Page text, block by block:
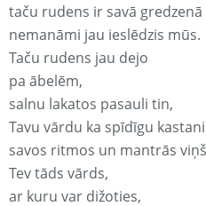
taču rudens ir savā gredzenā
nemanāmi jau ieslēdzis mūs.
Taču rudens jau dejo
pa ābelēm,
salnu lakatos pasauli tin,
Tavu vārdu ka spīdīgu kastani
savos ritmos un mantrās
Tev tāds vārds,
ar kuru var dižoties,